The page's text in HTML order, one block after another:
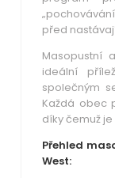
před
Masopustní
ideální
společným
Každá obec
díky čemuž
Přehled
West: